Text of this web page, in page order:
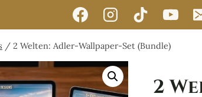
/ 2 Welten: Adler-Wallpaper-Set (Bundle)
2